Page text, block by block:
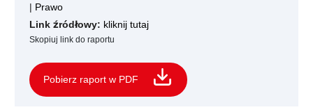
| Prawo
Link źródłowy: kliknij tutaj
Skopiuj link do raportu
Pobierz raport w PDF